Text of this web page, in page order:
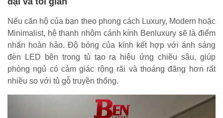
Nếu căn hộ của bạn theo phong cách Luxury, Modern hoặc
Minimalist, hệ thanh nhôm cánh kính Benluxury sẽ là điểm
nhấn hoàn hảo. Độ bóng của kính kết hợp với ánh sáng
đèn LED bên trong tủ tạo ra hiệu ứng chiều sâu, giúp
phòng ngủ có cảm giác rộng rãi và thoáng đãng hơn rất
nhiều so với tủ gỗ truyền thống.